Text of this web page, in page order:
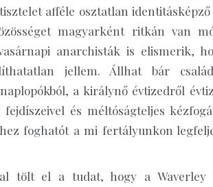
afféle osztatlan
magyarként ritkán van
anarchisták is elismerik,
jellem. Állhat bár
a királynő évtizedről
és méltóságteljes
foghatót a mi fertályunkon
tölt el a tudat, hogy a Waverley